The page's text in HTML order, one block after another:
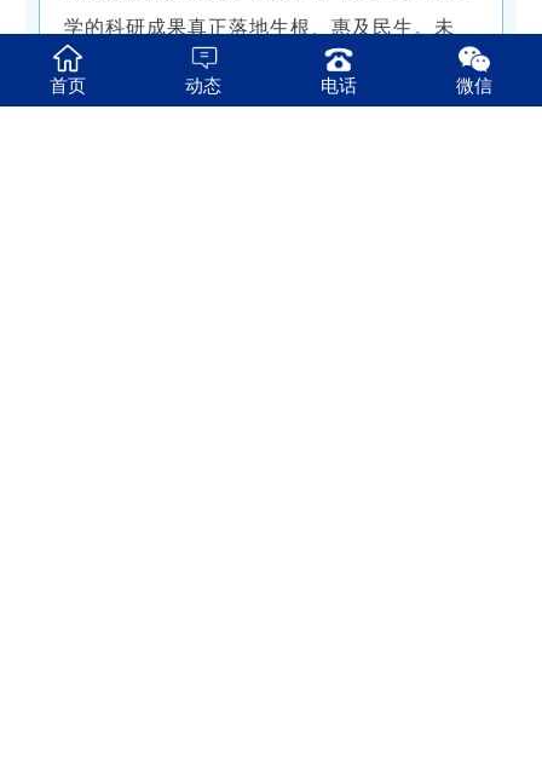
首页 动态 电话 微信
学的科研成果真正落地生根、惠及民生。未
来，这位倾听地球脉动的科学家，还将继续以
地学之力赋能强国建设、支撑城市发展，在归